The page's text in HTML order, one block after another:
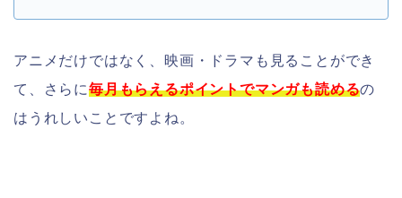
アニメだけではなく、映画・ドラマも見ることができ
て、さらに毎月もらえるポイントでマンガも読めるの
はうれしいことですよね。